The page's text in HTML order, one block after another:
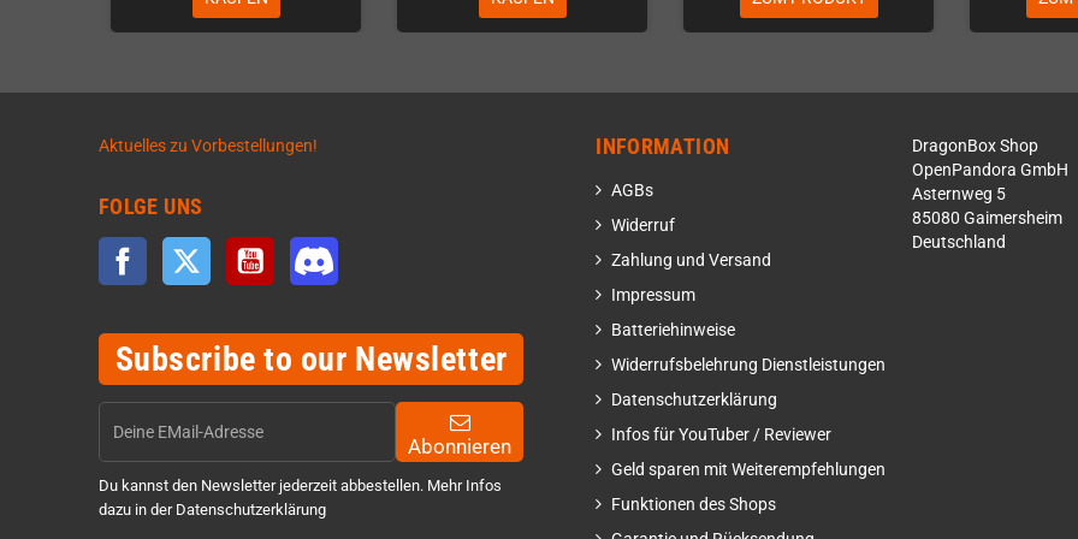
Aktuelles zu Vorbestellungen!
FOLGE UNS
Facebook Twitter YouTube
Subscribe to our Newsletter
Abonnieren
Du kannst den Newsletter jederzeit abbestellen. Mehr Infos
dazu in der Datenschutzerklärung
INFORMATION
AGBs
Widerruf
Zahlung und Versand
Impressum
Batteriehinweise
Widerrufsbelehrung Dienstleistungen
Datenschutzerklärung
Infos für YouTuber / Reviewer
Geld sparen mit Weiterempfehlungen
Funktionen des Shops
DragonBox Shop
OpenPandora GmbH
Asternweg 5
85080 Gaimersheim
Deutschland